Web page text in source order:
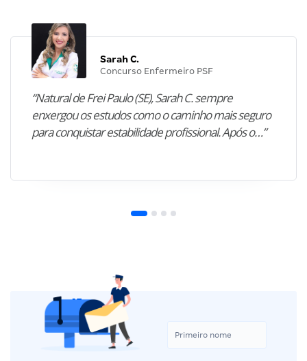
Sarah C.
Concurso Enfermeiro PSF
“Natural de Frei Paulo (SE), Sarah C. sempre
enxergou os estudos como o caminho mais seguro
para conquistar estabilidade profissional. Após o…”